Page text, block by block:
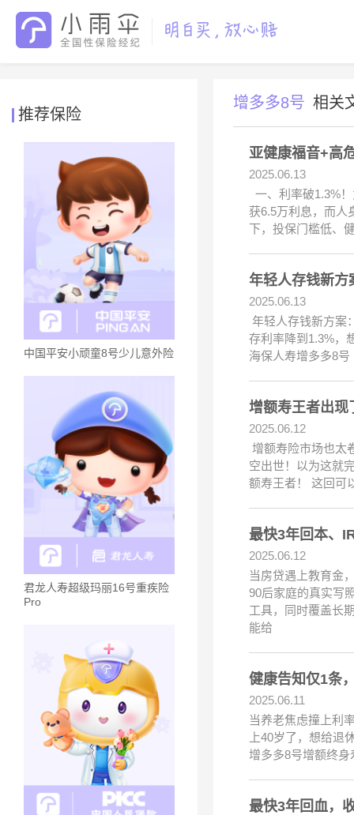
推荐保险
中国平安小顽童8号少儿意外险
君龙人寿超级玛丽16号重疾险
Pro
增多多8号 相关
亚健康福音+高
2025.06.13
一、利率破1.3%
获6.5万利息，而人
下，投保门槛低、
年轻人存钱新方
2025.06.13
年轻人存钱新方案
存利率降到1.3%，
海保人寿增多多8
增额寿王者出现
2025.06.12
增额寿险市场也太
空出世！以为这就
额寿王者！ 这回可
最快3年回本、
2025.06.12
当房贷遇上教育金
90后家庭的真实写
工具，同时覆盖长
能给
健康告知仅1条
2025.06.11
当养老焦虑撞上利
上40岁了，想给退
增多多8号增额终身
最快3年回血，